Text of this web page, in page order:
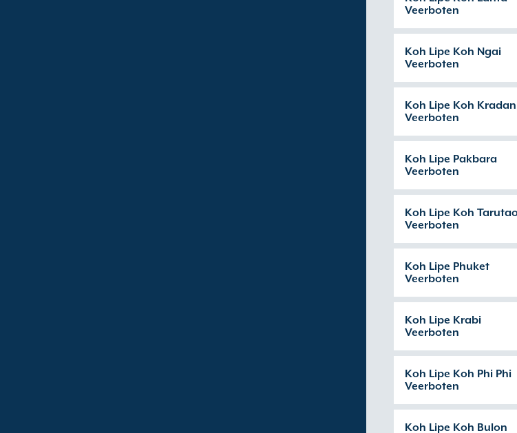
Veerboten
Koh Lipe Koh Ngai
Veerboten
Koh Lipe Koh Kradan
Veerboten
Koh Lipe Pakbara
Veerboten
Koh Lipe Koh
Veerboten
Koh Lipe Phuket
Veerboten
Koh Lipe Krabi
Veerboten
Koh Lipe Koh Phi Phi
Veerboten
Koh Lipe Koh Bulon